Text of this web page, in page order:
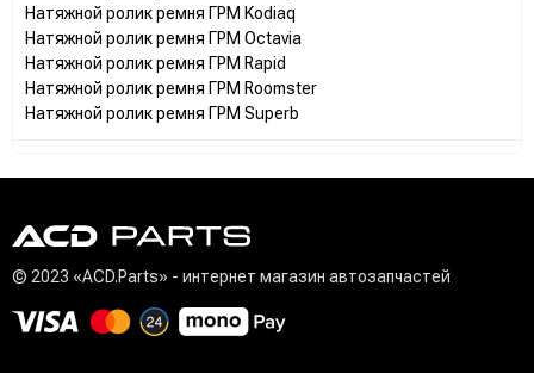
Натяжной ролик ремня ГРМ Kodiaq
Натяжной ролик ремня ГРМ Octavia
Натяжной ролик ремня ГРМ Rapid
Натяжной ролик ремня ГРМ Roomster
Натяжной ролик ремня ГРМ Superb
© 2023 «ACD.Parts» - интернет магазин автозапчастей